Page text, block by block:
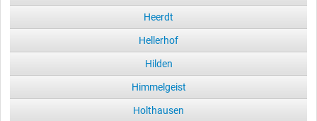
Heerdt
Hellerhof
Hilden
Himmelgeist
Holthausen